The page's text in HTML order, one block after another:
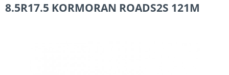
8.5R17.5 KORMORAN ROADS2S 121M